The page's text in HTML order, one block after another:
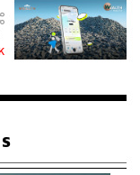
งานอยู่แล้วได้เลย
AI)
Electronics